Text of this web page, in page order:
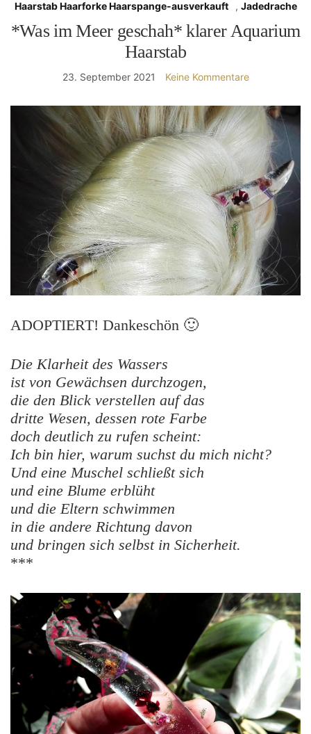
Haarstab Haarforke Haarspange-ausverkauft , Jadedrache
*Was im Meer geschah* klarer Aquarium
Haarstab
23. September 2021 Keine Kommentare
ADOPTIERT! Dankeschön 🙂
Die Klarheit des Wassers
ist von Gewächsen durchzogen,
die den Blick verstellen auf das
dritte Wesen, dessen rote Farbe
doch deutlich zu rufen scheint:
Ich bin hier, warum suchst du mich nicht?
Und eine Muschel schließt sich
und eine Blume erblüht
und die Eltern schwimmen
in die andere Richtung davon
und bringen sich selbst in Sicherheit.
***